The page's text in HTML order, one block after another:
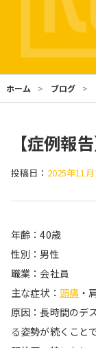
ホーム ブログ
【症例報
投稿日： 2025年11
年齢：40歳
性別：男性
職業：会社員
主な症状： 頭痛 ・
原因：長時間のデ
る姿勢が続くこと